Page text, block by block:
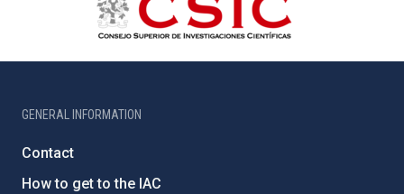
GENERAL INFORMATION
Contact
How to get to the IAC